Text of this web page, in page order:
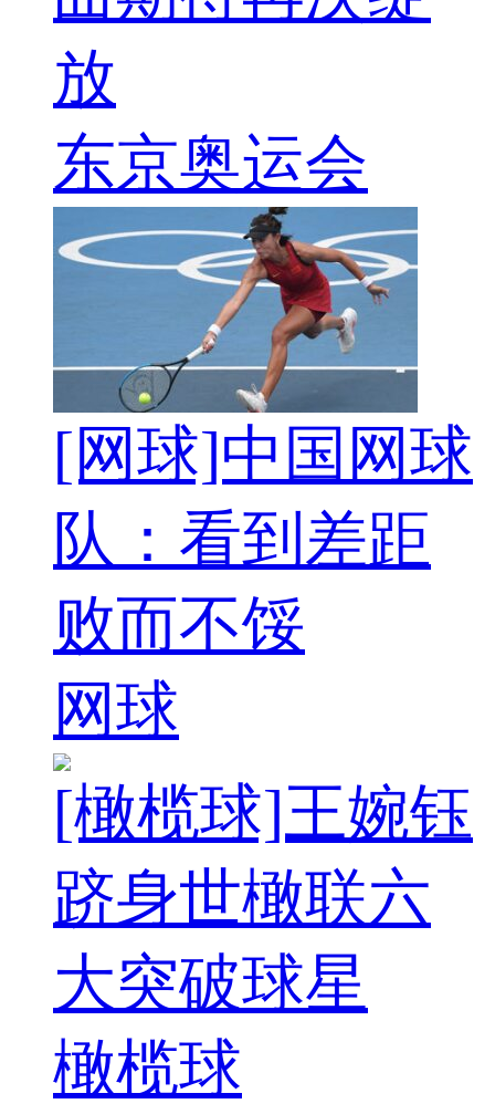
放
东京奥运会
[网球]中国网球
队：看到差距
败而不馁
网球
[橄榄球]王婉钰
跻身世橄联六
大突破球星
橄榄球